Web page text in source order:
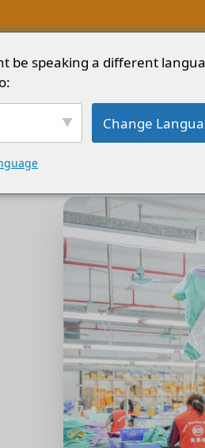
Tjenester Blogg
be speaking a different
Change